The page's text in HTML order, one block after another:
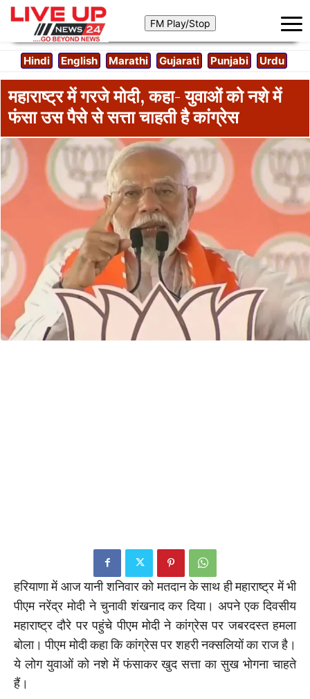
Hindi English Marathi Gujarati Punjabi Urdu
महाराष्ट्र में गरजे मोदी, कहा- युवाओं को नशे में
फंसा उस पैसे से सत्ता चाहती है कांग्रेस
हरियाणा में आज यानी शनिवार को मतदान के साथ ही महाराष्ट्र में भी
पीएम नरेंद्र मोदी ने चुनावी शंखनाद कर दिया। अपने एक दिवसीय
महाराष्ट्र दौरे पर पहुंचे पीएम मोदी ने कांग्रेस पर जबरदस्त हमला
बोला। पीएम मोदी कहा कि कांग्रेस पर शहरी नक्सलियों का राज है।
ये लोग युवाओं को नशे में फंसाकर खुद सत्ता का सुख भोगना चाहते
हैं।